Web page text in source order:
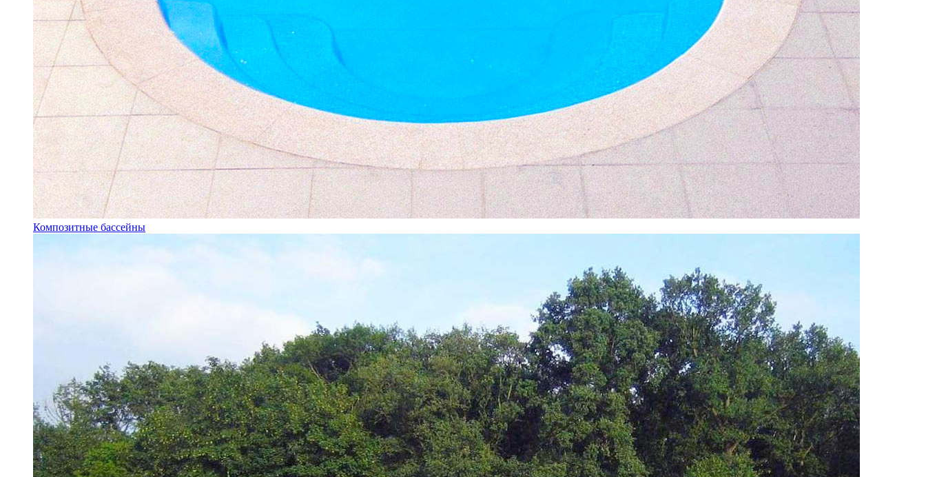
Композитные бассейны